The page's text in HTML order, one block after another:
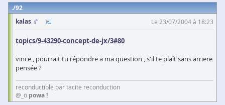
92
kalas
Le 23/07/2004 à 18:23
topics/9-43290-concept-de-jx/3#80
vince , pourrait tu répondre a ma question , s'il te plaît sans arriere
pensée ?
reconductible par tacite reconduction
@_ö powa !